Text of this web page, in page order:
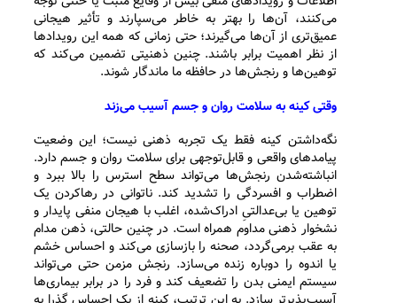
می‌کنند، آن‌ها را بهتر به خاطر می‌سپارند و تأثیر هیجانی
عمیق‌تری از آن‌ها می‌گیرند؛ حتی زمانی که همه این رویدادها
از نظر اهمیت برابر باشند. چنین ذهنیتی تضمین می‌کند که
توهین‌ها و رنجش‌ها در حافظه ما ماندگار شوند.
وقتی کینه به سلامت روان و جسم آسیب می‌زند
نگه‌داشتن کینه فقط یک تجربه ذهنی نیست؛ این وضعیت
پیامدهای واقعی و قابل‌توجهی برای سلامت روان و جسم دارد.
انباشته‌شدن رنجش‌ها می‌تواند سطح استرس را بالا ببرد و
اضطراب و افسردگی را تشدید کند. ناتوانی در رهاکردن یک
توهین یا بی‌عدالتیِ ادراک‌شده، اغلب با هیجان منفی پایدار و
نشخوار ذهنی مداوم همراه است. در چنین حالتی، ذهن مدام
به عقب برمی‌گردد، صحنه را بازسازی می‌کند و احساس خشم
یا اندوه را دوباره زنده می‌سازد. رنجش مزمن حتی می‌تواند
سیستم ایمنی بدن را تضعیف کند و فرد را در برابر بیماری‌ها